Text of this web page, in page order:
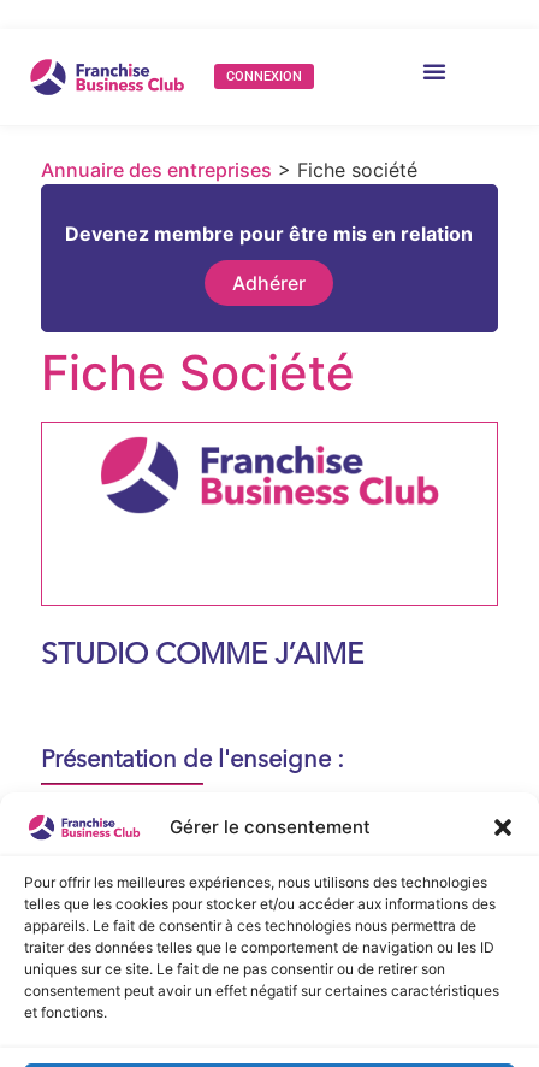
Gérer le consentement
Pour offrir les meilleures expériences, nous utilisons des technologies
telles que les cookies pour stocker et/ou accéder aux informations des
appareils. Le fait de consentir à ces technologies nous permettra de
traiter des données telles que le comportement de navigation ou les ID
uniques sur ce site. Le fait de ne pas consentir ou de retirer son
consentement peut avoir un effet négatif sur certaines caractéristiques
et fonctions.
CONNEXION
Annuaire des entreprises > Fiche société
Devenez membre pour être mis en relation
Adhérer
Fiche Société
STUDIO COMME J’AIME
Présentation de l'enseigne :
Aucune présentation n'est disponible
actuellement !
Vidéo de Présentation
Aucune vidéo disponible.